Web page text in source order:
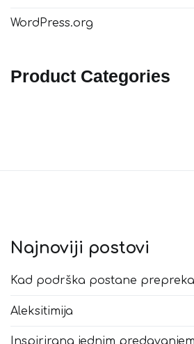
WordPress.org
Product Categories
Najnoviji postovi
Kad podrška postane prepreka
Aleksitimija
Inspirirana jednim